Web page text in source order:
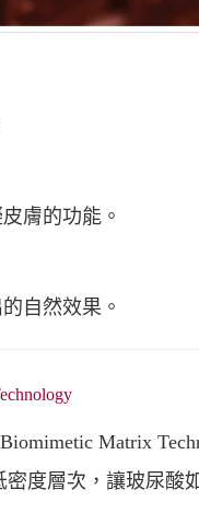
膚的功能。
自然效果。
Matrix
度層次，讓玻尿酸